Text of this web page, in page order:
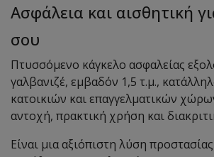
Ασφάλεια και αισθητική
σου
Πτυσσόμενο κάγκελο ασφαλείας
γαλβανιζέ, εμβαδόν 1,5 τ.μ.,
κατοικιών και επαγγελματικών
αντοχή, πρακτική χρήση και
Είναι μια αξιόπιστη λύση